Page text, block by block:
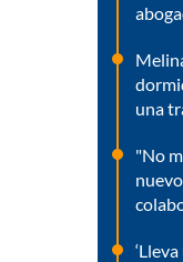
una
"No